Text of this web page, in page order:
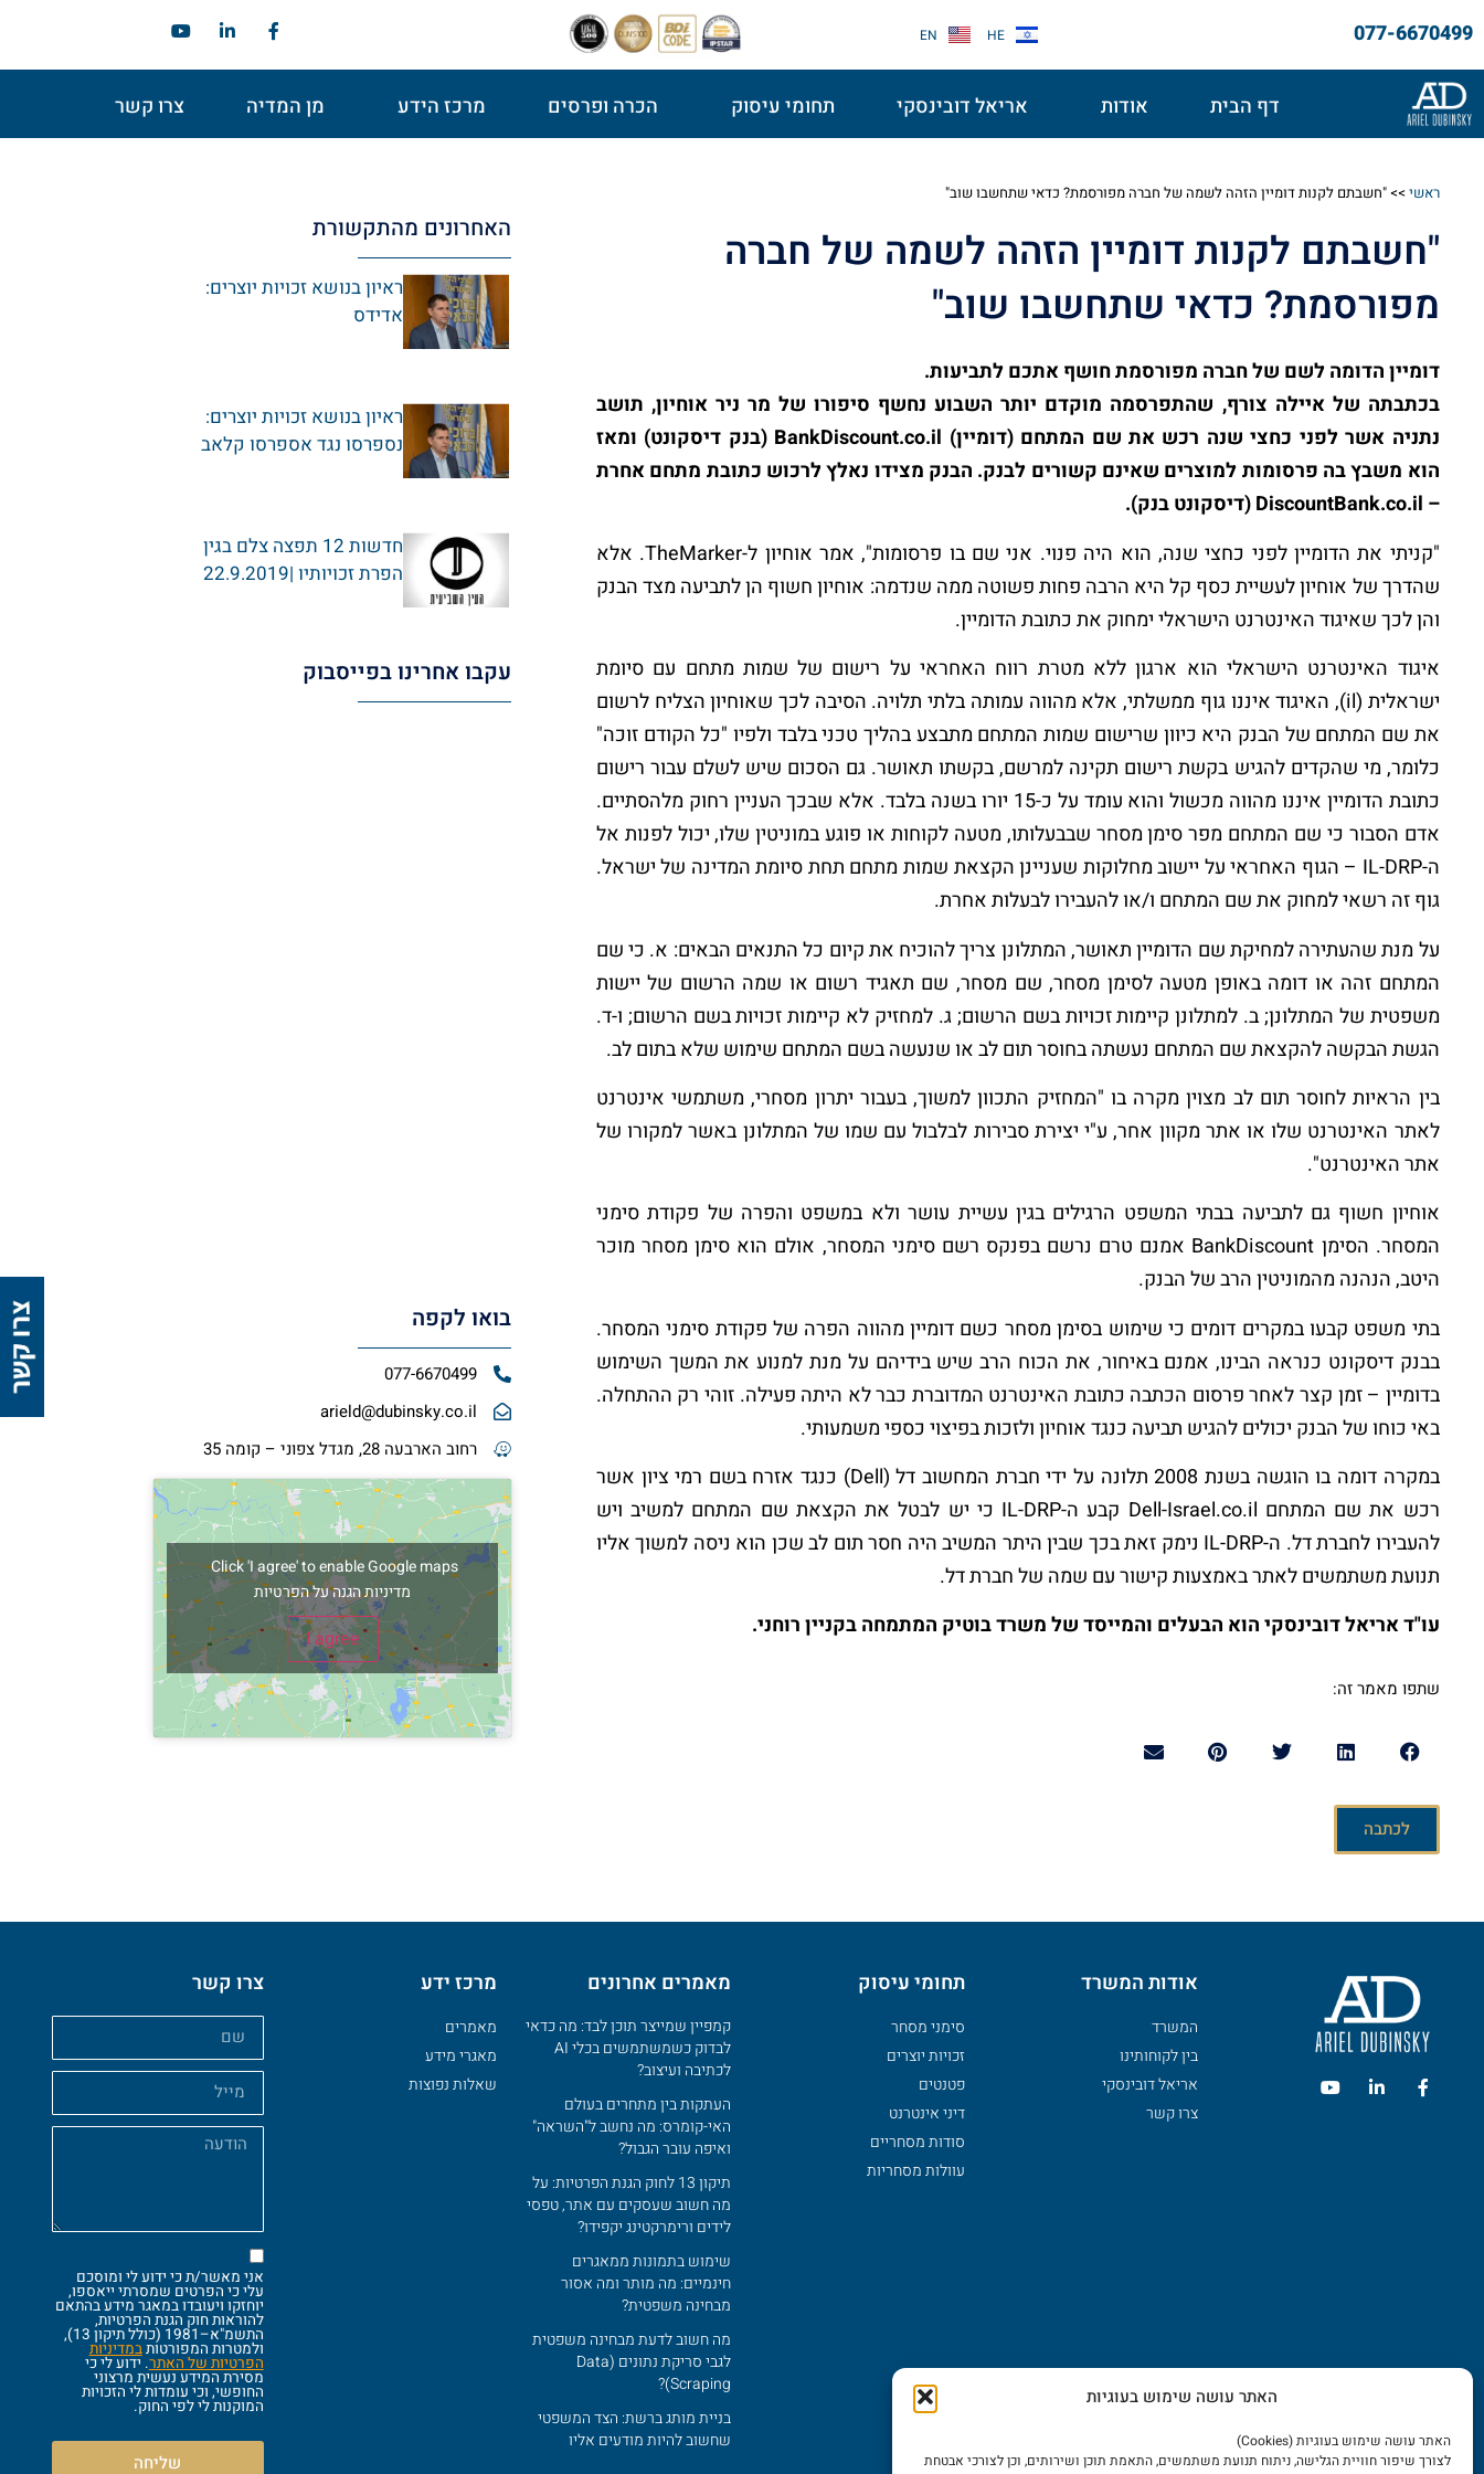
האתר עושה שימוש בעוגיות
האתר עושה שימוש בעוגיות (Cookies)
לצורך שיפור חוויית הגלישה, ניתוח תנועת משתמשים, התאמת תוכן ושירותים, וכן לצורכי אבטחת
077-6670499
HE
EN
דף הבית אודות אריאל דובינסקי תחומי עיסוק הכרה ופרסים מרכז הידע מן המדיה צרו קשר
ראשי >>"חשבתם לקנות דומיין הזהה לשמה של חברה מפורסמת? כדאי שתחשבו שוב"
"חשבתם לקנות דומיין הזהה לשמה של חברה
מפורסמת? כדאי שתחשבו שוב"
דומיין הדומה לשם של חברה מפורסמת חושף אתכם לתביעות.
בכתבתה של איילה צורף, שהתפרסמה מוקדם יותר השבוע נחשף סיפורו של מר ניר אוחיון, תושב
נתניה אשר לפני כחצי שנה רכש את שם המתחם (דומיין) BankDiscount.co.il (בנק דיסקונט) ומאז
הוא משבץ בה פרסומות למוצרים שאינם קשורים לבנק. הבנק מצידו נאלץ לרכוש כתובת מתחם אחרת
– DiscountBank.co.il (דיסקונט בנק).
"קניתי את הדומיין לפני כחצי שנה, הוא היה פנוי. אני שם בו פרסומות", אמר אוחיון ל-TheMarker. אלא
שהדרך של אוחיון לעשיית כסף קל היא הרבה פחות פשוטה ממה שנדמה: אוחיון חשוף הן לתביעה מצד הבנק
והן לכך שאיגוד האינטרנט הישראלי ימחוק את כתובת הדומיין.
איגוד האינטרנט הישראלי הוא ארגון ללא מטרת רווח האחראי על רישום של שמות מתחם עם סיומת
ישראלית (il), האיגוד איננו גוף ממשלתי, אלא מהווה עמותה בלתי תלויה. הסיבה לכך שאוחיון הצליח לרשום
את שם המתחם של הבנק היא כיוון שרישום שמות המתחם מתבצע בהליך טכני בלבד ולפיו "כל הקודם זוכה"
כלומר, מי שהקדים להגיש בקשת רישום תקינה למרשם, בקשתו תאושר. גם הסכום שיש לשלם עבור רישום
כתובת הדומיין איננו מהווה מכשול והוא עומד על כ-15 יורו בשנה בלבד. אלא שבכך העניין רחוק מלהסתיים.
אדם הסבור כי שם המתחם מפר סימן מסחר שבבעלותו, מטעה לקוחות או פוגע במוניטין שלו, יכול לפנות אל
ה-IL-DRP – הגוף האחראי על יישוב מחלוקות שעניינן הקצאת שמות מתחם תחת סיומת המדינה של ישראל.
גוף זה רשאי למחוק את שם המתחם ו/או להעבירו לבעלות אחרת.
על מנת שהעתירה למחיקת שם הדומיין תאושר, המתלונן צריך להוכיח את קיום כל התנאים הבאים: א. כי שם
המתחם זהה או דומה באופן מטעה לסימן מסחר, שם מסחר, שם תאגיד רשום או שמה הרשום של יישות
משפטית של המתלונן; ב. למתלונן קיימות זכויות בשם הרשום; ג. למחזיק לא קיימות זכויות בשם הרשום; ו-ד.
הגשת הבקשה להקצאת שם המתחם נעשתה בחוסר תום לב או שנעשה בשם המתחם שימוש שלא בתום לב.
בין הראיות לחוסר תום לב מצוין מקרה בו "המחזיק התכוון למשוך, בעבור יתרון מסחרי, משתמשי אינטרנט
לאתר האינטרנט שלו או אתר מקוון אחר, ע"י יצירת סבירות לבלבול עם שמו של המתלונן באשר למקורו של
אתר האינטרנט".
אוחיון חשוף גם לתביעה בבתי המשפט הרגילים בגין עשיית עושר ולא במשפט והפרה של פקודת סימני
המסחר. הסימן BankDiscount אמנם טרם נרשם בפנקס רשם סימני המסחר, אולם הוא סימן מסחר מוכר
היטב, הנהנה מהמוניטין הרב של הבנק.
בתי משפט קבעו במקרים דומים כי שימוש בסימן מסחר כשם דומיין מהווה הפרה של פקודת סימני המסחר.
בבנק דיסקונט כנראה הבינו, אמנם באיחור, את הכוח הרב שיש בידיהם על מנת למנוע את המשך השימוש
בדומיין – זמן קצר לאחר פרסום הכתבה כתובת האינטרנט המדוברת כבר לא היתה פעילה. זוהי רק ההתחלה.
באי כוחו של הבנק יכולים להגיש תביעה כנגד אוחיון ולזכות בפיצוי כספי משמעותי.
במקרה דומה בו הוגשה בשנת 2008 תלונה על ידי חברת המחשוב דל (Dell) כנגד אזרח בשם רמי ציון אשר
רכש את שם המתחם Dell-Israel.co.il קבע ה-IL-DRP כי יש לבטל את הקצאת שם המתחם למשיב ויש
להעבירו לחברת דל. ה-IL-DRP נימק זאת בכך שבין היתר המשיב היה חסר תום לב שכן הוא ניסה למשוך אליו
תנועת משתמשים לאתר באמצעות קישור עם שמה של חברת דל.
עו"ד אריאל דובינסקי הוא הבעלים והמייסד של משרד בוטיק המתמחה בקניין רוחני.
שתפו מאמר זה:
לכתבה
האחרונים מהתקשורת
ראיון בנושא זכויות יוצרים:
אדידס
ראיון בנושא זכויות יוצרים:
נספרסו נגד אספרסו קלאב
חדשות 12 תפצה צלם בגין
הפרת זכויותיו |22.9.2019
עקבו אחרינו בפייסבוק
בואו לקפה
077-6670499
arield@dubinsky.co.il
רחוב הארבעה 28, מגדל צפוני – קומה 35
Click 'I agree' to enable Google maps
מדיניות הגנה על הפרטיות
I agree
אודות המשרד
המשרד
בין לקוחותינו
אריאל דובינסקי
צרו קשר
תחומי עיסוק
סימני מסחר
זכויות יוצרים
פטנטים
דיני אינטרנט
סודות מסחריים
עוולות מסחריות
מאמרים אחרונים
קמפיין שמייצר תוכן לבד: מה כדאי
לבדוק כשמשתמשים בכלי AI
לכתיבה ועיצוב?
העתקות בין מתחרים בעולם
האי-קומרס: מה נחשב ל"השראה"
ואיפה עובר הגבול?
תיקון 13 לחוק הגנת הפרטיות: על
מה חשוב שעסקים עם אתר‚ טפסי
לידים ורימרקטינג יקפידו?
שימוש בתמונות ממאגרים
חינמיים: מה מותר ומה אסור
מבחינה משפטית?
מה חשוב לדעת מבחינה משפטית
לגבי סריקת נתונים (Data
Scraping)?
בניית מותג ברשת: הצד המשפטי
שחשוב להיות מודעים אליו
מרכז ידע
מאמרים
מאגרי מידע
שאלות נפוצות
צרו קשר
אני מאשר/ת כי ידוע לי ומוסכם
עלי כי הפרטים שמסרתי ייאספו,
יוחזקו ויעובדו במאגר מידע בהתאם
להוראות חוק הגנת הפרטיות,
התשמ"א–1981 (כולל תיקון 13),
ולמטרות המפורטותבמדיניות
הפרטיות של האתר. ידוע לי כי
מסירת המידע נעשית מרצוני
החופשי, וכי עומדות לי הזכויות
המוקנות לי לפי החוק.
שליחה